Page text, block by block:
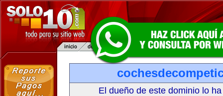
El dueño de este dominio lo